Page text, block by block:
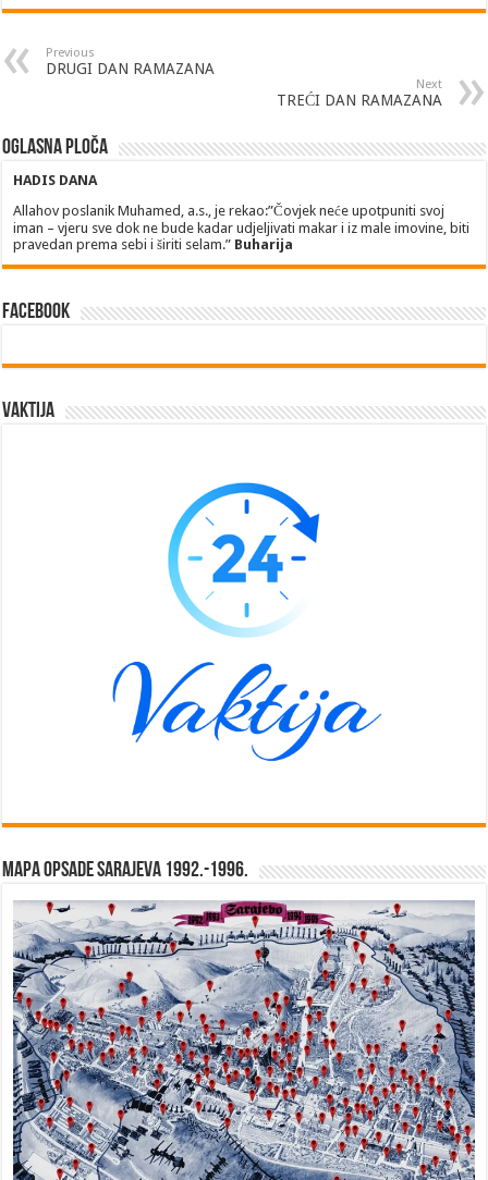
Previous
DRUGI DAN RAMAZANA
Next
TREĆI DAN RAMAZANA
Oglasna ploča
HADIS DANA
Allahov poslanik Muhamed, a.s., je rekao:”Čovjek neće upotpuniti svoj
iman – vjeru sve dok ne bude kadar udjeljivati makar i iz male imovine, biti
pravedan prema sebi i širiti selam.” Buharija
Facebook
Vaktija
Mapa opsade Sarajeva 1992.-1996.